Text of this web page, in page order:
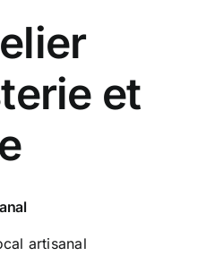
et
artisanal